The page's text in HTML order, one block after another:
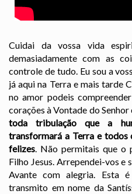
Cuidai da vossa vida
demasiadamente com as
controle de tudo. Eu sou a
já aqui na Terra e mais tarde
no amor podeis
corações à Vontade do Senhor
toda tribulação que a
transformará a Terra e todos
felizes. Não permitais que o
Filho Jesus. Arrependei-vos e
Avante com alegria. Esta
transmito em nome da